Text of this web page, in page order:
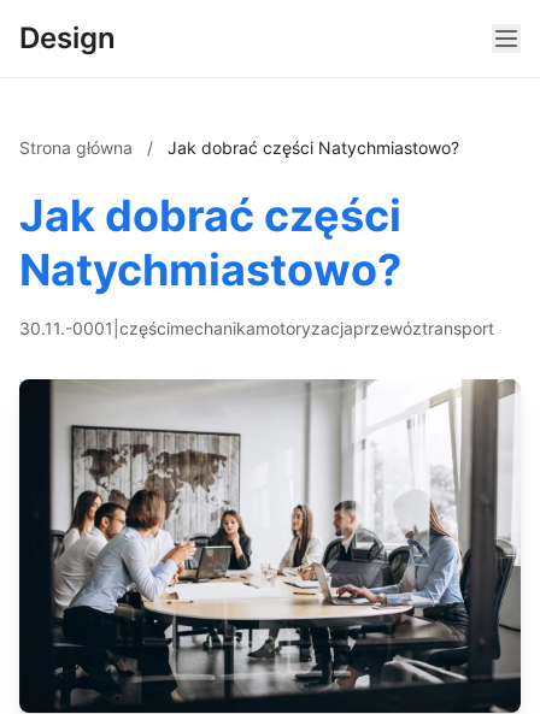
Design
Strona główna / Jak dobrać części Natychmiastowo?
Jak dobrać części
Natychmiastowo?
30.11.-0001 częścimechanikamotoryzacjaprzewóztransport